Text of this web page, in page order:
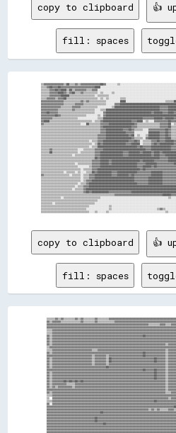
copy to clipboard 👍
fill: spaces
copy to clipboard 👍
fill: spaces
▒▒